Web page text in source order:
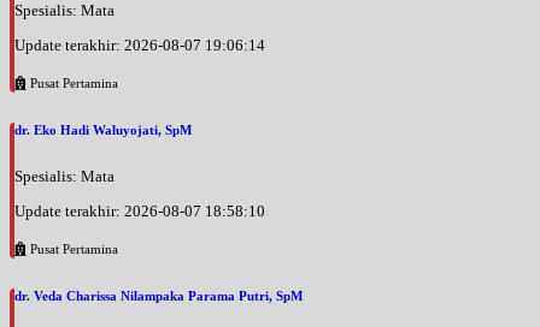
Spesialis: Mata
Update terakhir: 2026-08-07 19:06:14
Pusat Pertamina
dr. Eko Hadi Waluyojati, SpM
Spesialis: Mata
Update terakhir: 2026-08-07 18:58:10
Pusat Pertamina
dr. Veda Charissa Nilampaka Parama Putri, SpM